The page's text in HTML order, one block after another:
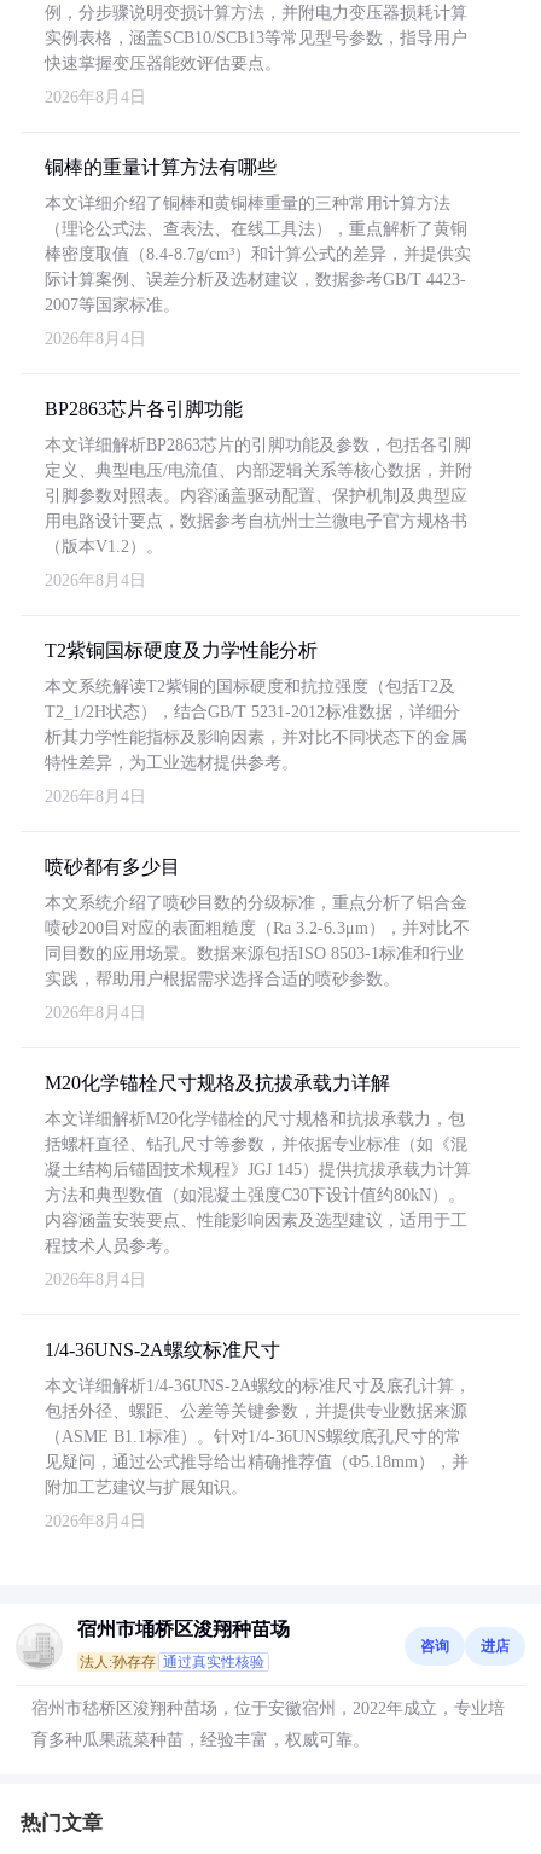
例，分步骤说明变损计算方法，并附电力变压器损耗计算
实例表格，涵盖SCB10/SCB13等常见型号参数，指导用户
快速掌握变压器能效评估要点。
2026年8月4日
铜棒的重量计算方法有哪些
本文详细介绍了铜棒和黄铜棒重量的三种常用计算方法
（理论公式法、查表法、在线工具法），重点解析了黄铜
棒密度取值（8.4-8.7g/cm³）和计算公式的差异，并提供实
际计算案例、误差分析及选材建议，数据参考GB/T 4423-
2007等国家标准。
2026年8月4日
BP2863芯片各引脚功能
本文详细解析BP2863芯片的引脚功能及参数，包括各引脚
定义、典型电压/电流值、内部逻辑关系等核心数据，并附
引脚参数对照表。内容涵盖驱动配置、保护机制及典型应
用电路设计要点，数据参考自杭州士兰微电子官方规格书
（版本V1.2）。
2026年8月4日
T2紫铜国标硬度及力学性能分析
本文系统解读T2紫铜的国标硬度和抗拉强度（包括T2及
T2_1/2H状态），结合GB/T 5231-2012标准数据，详细分
析其力学性能指标及影响因素，并对比不同状态下的金属
特性差异，为工业选材提供参考。
2026年8月4日
喷砂都有多少目
本文系统介绍了喷砂目数的分级标准，重点分析了铝合金
喷砂200目对应的表面粗糙度（Ra 3.2-6.3μm），并对比不
同目数的应用场景。数据来源包括ISO 8503-1标准和行业
实践，帮助用户根据需求选择合适的喷砂参数。
2026年8月4日
M20化学锚栓尺寸规格及抗拔承载力详解
本文详细解析M20化学锚栓的尺寸规格和抗拔承载力，包
括螺杆直径、钻孔尺寸等参数，并依据专业标准（如《混
凝土结构后锚固技术规程》JGJ 145）提供抗拔承载力计算
方法和典型数值（如混凝土强度C30下设计值约80kN）。
内容涵盖安装要点、性能影响因素及选型建议，适用于工
程技术人员参考。
2026年8月4日
1/4-36UNS-2A螺纹标准尺寸
本文详细解析1/4-36UNS-2A螺纹的标准尺寸及底孔计算，
包括外径、螺距、公差等关键参数，并提供专业数据来源
（ASME B1.1标准）。针对1/4-36UNS螺纹底孔尺寸的常
见疑问，通过公式推导给出精确推荐值（Φ5.18mm），并
附加工艺建议与扩展知识。
2026年8月4日
宿州市埇桥区浚翔种苗场
法人:孙存存 通过真实性核验
咨询 进店
宿州市嵇桥区浚翔种苗场，位于安徽宿州，2022年成立，专业培
育多种瓜果蔬菜种苗，经验丰富，权威可靠。
热门文章